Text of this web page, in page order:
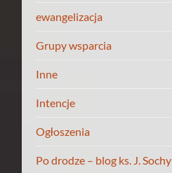
ewangelizacja
Grupy wsparcia
Inne
Intencje
Ogłoszenia
Po drodze – blog ks. J. Sochy